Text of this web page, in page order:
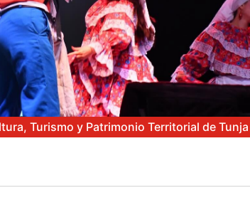
Turismo y Patrimonio Territorial de Tunja